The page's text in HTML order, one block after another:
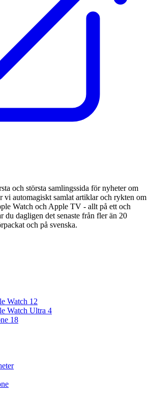
och största samlingssida för nyheter om
vi automagiskt samlat artiklar och rykten om
Watch och Apple TV - allt på ett och
du dagligen det senaste från fler än 20
och på svenska.
Watch 12
Watch Ultra 4
18